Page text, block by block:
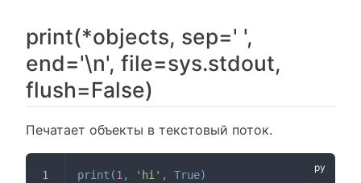
print(*objects, sep=' ',
end='\n', file=sys.stdout,
flush=False)
Печатает объекты в текстовый поток.
print (1, 'hi' , True)